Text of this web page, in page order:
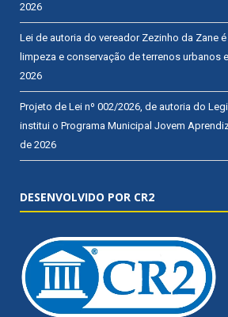
2026
Lei de autoria do vereador Zezinho da Zane
limpeza e conservação de terrenos urbanos
2026
Projeto de Lei nº 002/2026, de autoria do
institui o Programa Municipal Jovem
de 2026
DESENVOLVIDO POR CR2